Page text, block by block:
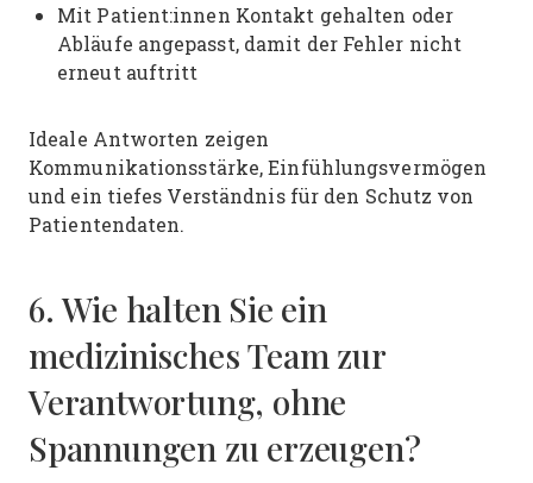
Mit Patient:innen Kontakt gehalten oder
Abläufe angepasst, damit der Fehler nicht
erneut auftritt
Ideale Antworten zeigen
Kommunikationsstärke, Einfühlungsvermögen
und ein tiefes Verständnis für den Schutz von
Patientendaten.
6. Wie halten Sie ein
medizinisches Team zur
Verantwortung, ohne
Spannungen zu erzeugen?